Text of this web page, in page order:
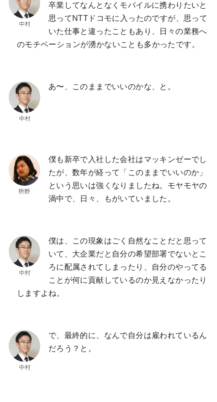
卒業してなんとなくモバイルに携わりたいと
思ってNTTドコモに入ったのですが、思って
いた仕事と違ったこともあり、日々の業務へ
のモチベーションが湧かないことも多かったです。
あ〜、このままでいいのかな、と。
僕も新卒で入社した会社はマッキンゼーでし
たが、数年が経って「このままでいいのか」
という思いは強くなりましたね。モヤモヤの
渦中で、日々、もがいていました。
僕は、この現象はごく自然なことだと思って
いて、大企業だと自分の希望部署でないとこ
ろに配属されてしまったり、自分のやってる
ことが何に貢献しているのか見えなかったり
しますよね。
で、最終的に、なんで自分は雇われているん
だろう？と。